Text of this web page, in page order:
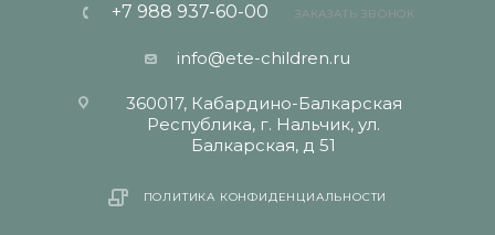
+7 988 937-60-00 ЗАКАЗАТЬ ЗВОНОК
info@ete-children.ru
360017, Кабардино-Балкарская
Республика, г. Нальчик, ул.
Балкарская, д 51
ПОЛИТИКА КОНФИДЕНЦИАЛЬНОСТИ